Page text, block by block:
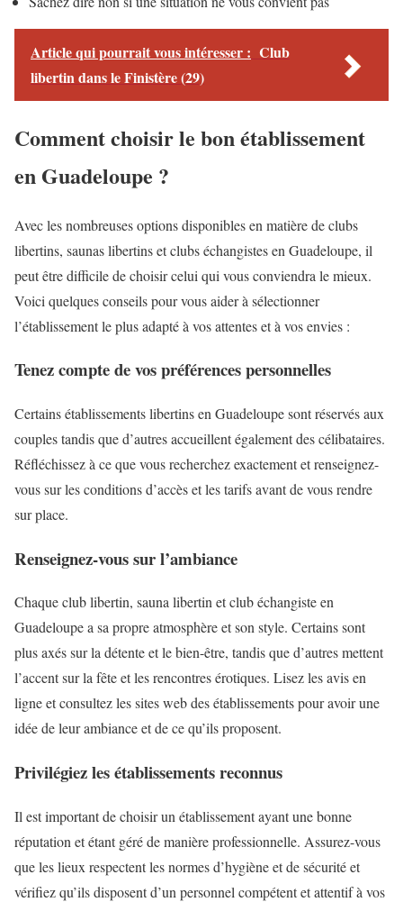
Article qui pourrait vous intéresser : Club
libertin dans le Finistère (29)
Comment choisir le bon établissement
en Guadeloupe ?
Avec les nombreuses options disponibles en matière de clubs
libertins, saunas libertins et clubs échangistes en Guadeloupe, il
peut être difficile de choisir celui qui vous conviendra le mieux.
Voici quelques conseils pour vous aider à sélectionner
l’établissement le plus adapté à vos attentes et à vos envies :
Tenez compte de vos préférences personnelles
Certains établissements libertins en Guadeloupe sont réservés aux
couples tandis que d’autres accueillent également des célibataires.
Réfléchissez à ce que vous recherchez exactement et renseignez-
vous sur les conditions d’accès et les tarifs avant de vous rendre
sur place.
Renseignez-vous sur l’ambiance
Chaque club libertin, sauna libertin et club échangiste en
Guadeloupe a sa propre atmosphère et son style. Certains sont
plus axés sur la détente et le bien-être, tandis que d’autres mettent
l’accent sur la fête et les rencontres érotiques. Lisez les avis en
ligne et consultez les sites web des établissements pour avoir une
idée de leur ambiance et de ce qu’ils proposent.
Privilégiez les établissements reconnus
Il est important de choisir un établissement ayant une bonne
réputation et étant géré de manière professionnelle. Assurez-vous
que les lieux respectent les normes d’hygiène et de sécurité et
vérifiez qu’ils disposent d’un personnel compétent et attentif à vos